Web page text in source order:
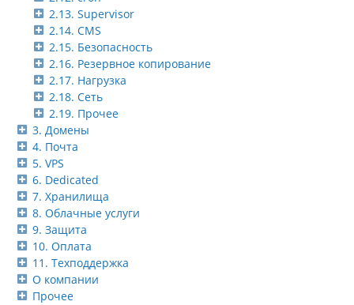
2.13. Supervisor
2.14. CMS
2.15. Безопасность
2.16. Резервное копирование
2.17. Нагрузка
2.18. Сеть
2.19. Прочее
3. Домены
4. Почта
5. VPS
6. Dedicated
7. Хранилища
8. Облачные услуги
9. Защита
10. Оплата
11. Техподдержка
О компании
Прочее